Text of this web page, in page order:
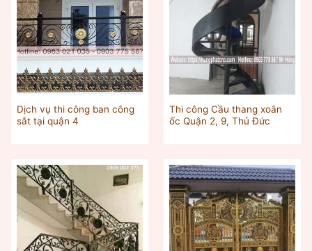
Dịch vụ thi công ban công
sắt tại quận 4
Thi công Cầu thang xoắn
ốc Quận 2, 9, Thủ Đức